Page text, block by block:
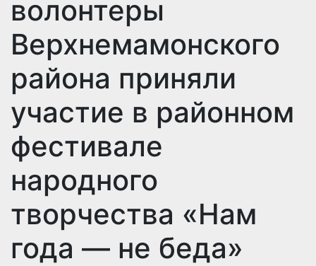
волонтеры
Верхнемамонского
района приняли
участие в районном
фестивале
народного
творчества «Нам
года — не беда»